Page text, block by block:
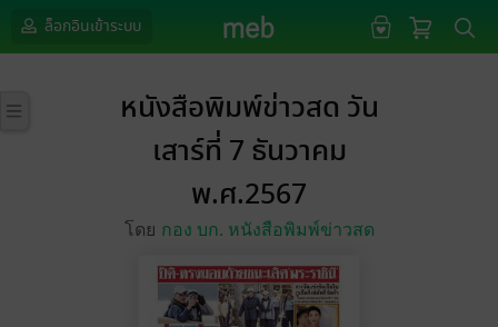
ล็อกอินเข้าระบบ
หนังสือพิมพ์ข่าวสด วัน
เสาร์ที่ 7 ธันวาคม
พ.ศ.2567
โดย กอง บก. หนังสือพิมพ์ข่าวสด